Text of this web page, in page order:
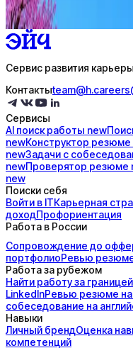
Сервис развития карьеры
Контактыteam@h.careers
Сервисы
AI поискработы new
newКонструктор резюме
newЗадачи с
newПроверятор резюме
new
Поиски себя
Войти в ITКарьерная
доходПрофориентация
Работа в России
Сопровождение до
портфолиоРевью
Работа за рубежом
Найти работу за границей
LinkedInРевью резюме на
собеседование на
Навыки
Личный брендОценка
компетенций